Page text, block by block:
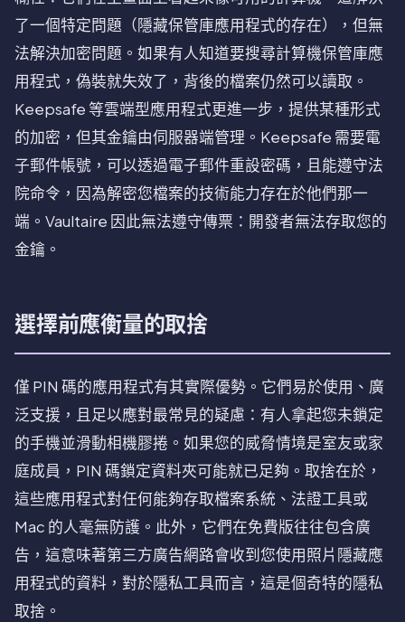
了一個特定問題（隱藏保管庫應用程式的存在），但無
法解決加密問題。如果有人知道要搜尋計算機保管庫應
用程式，偽裝就失效了，背後的檔案仍然可以讀取。
Keepsafe 等雲端型應用程式更進一步，提供某種形式
的加密，但其金鑰由伺服器端管理。Keepsafe 需要電
子郵件帳號，可以透過電子郵件重設密碼，且能遵守法
院命令，因為解密您檔案的技術能力存在於他們那一
端。Vaultaire 因此無法遵守傳票：開發者無法存取您的
金鑰。
選擇前應衡量的取捨
僅 PIN 碼的應用程式有其實際優勢。它們易於使用、廣
泛支援，且足以應對最常見的疑慮：有人拿起您未鎖定
的手機並滑動相機膠捲。如果您的威脅情境是室友或家
庭成員，PIN 碼鎖定資料夾可能就已足夠。取捨在於，
這些應用程式對任何能夠存取檔案系統、法證工具或
Mac 的人毫無防護。此外，它們在免費版往往包含廣
告，這意味著第三方廣告網路會收到您使用照片隱藏應
用程式的資料，對於隱私工具而言，這是個奇特的隱私
取捨。